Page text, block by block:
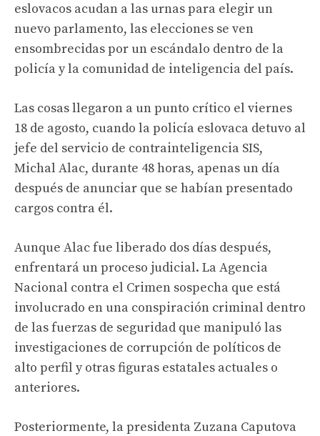
eslovacos acudan a las urnas para elegir un
nuevo parlamento, las elecciones se ven
ensombrecidas por un escándalo dentro de la
policía y la comunidad de inteligencia del país.
Las cosas llegaron a un punto crítico el viernes
18 de agosto, cuando la policía eslovaca detuvo al
jefe del servicio de contrainteligencia SIS,
Michal Alac, durante 48 horas, apenas un día
después de anunciar que se habían presentado
cargos contra él.
Aunque Alac fue liberado dos días después,
enfrentará un proceso judicial. La Agencia
Nacional contra el Crimen sospecha que está
involucrado en una conspiración criminal dentro
de las fuerzas de seguridad que manipuló las
investigaciones de corrupción de políticos de
alto perfil y otras figuras estatales actuales o
anteriores.
Posteriormente, la presidenta Zuzana Caputova